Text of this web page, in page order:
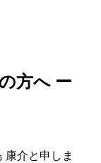
方へ ー
康介と申しま